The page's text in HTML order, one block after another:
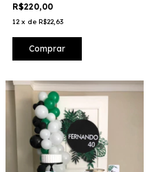
R$220,00
12 x de R$22,63